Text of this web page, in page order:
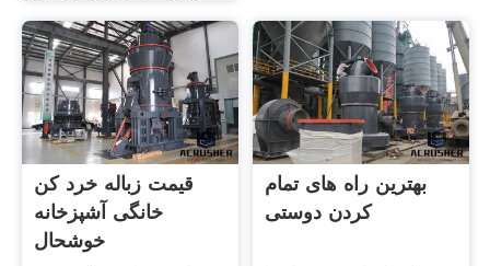
قیمت زباله خرد کن‌
خانگی آشپزخانه
خوشحال
بهترین راه های تمام
کردن دوستی